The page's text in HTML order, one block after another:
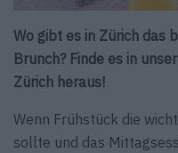
Wo gibt es in Zürich das
Brunch? Finde es in
Zürich heraus!
Wenn Frühstück die
sollte und das